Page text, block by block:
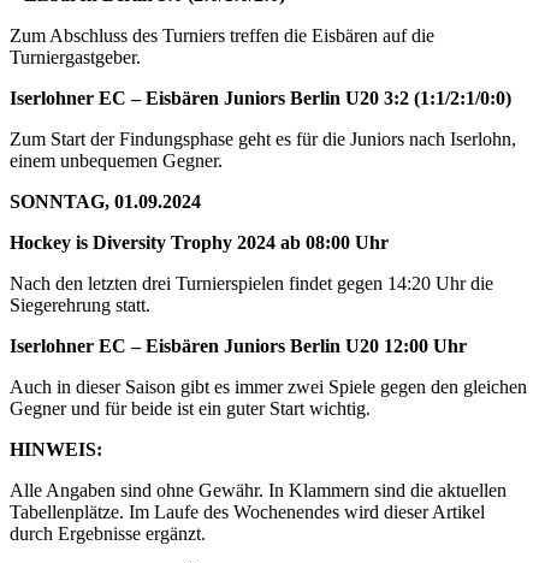
Zum Abschluss des Turniers treffen die Eisbären auf die
Turniergastgeber.
Iserlohner EC – Eisbären Juniors Berlin U20 3:2 (1:1/2:1/0:0)
Zum Start der Findungsphase geht es für die Juniors nach Iserlohn,
einem unbequemen Gegner.
SONNTAG, 01.09.2024
Hockey is Diversity Trophy 2024 ab 08:00 Uhr
Nach den letzten drei Turnierspielen findet gegen 14:20 Uhr die
Siegerehrung statt.
Iserlohner EC – Eisbären Juniors Berlin U20 12:00 Uhr
Auch in dieser Saison gibt es immer zwei Spiele gegen den gleichen
Gegner und für beide ist ein guter Start wichtig.
HINWEIS:
Alle Angaben sind ohne Gewähr. In Klammern sind die aktuellen
Tabellenplätze. Im Laufe des Wochenendes wird dieser Artikel
durch Ergebnisse ergänzt.